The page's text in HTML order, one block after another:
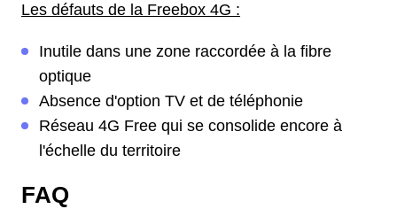
Les défauts de la Freebox 4G :
Inutile dans une zone raccordée à la fibre
optique
Absence d'option TV et de téléphonie
Réseau 4G Free qui se consolide encore à
l'échelle du territoire
FAQ